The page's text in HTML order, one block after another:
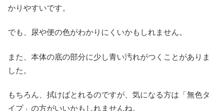
かりやすいです。
でも、尿や便の色がわかりにくいかもしれません。
また、本体の底の部分に少し青い汚れがつくことがありま
した。
もちろん、拭けばとれるのですが、気になる方は「無色タ
イプ」の方がいいかもしれませんね。